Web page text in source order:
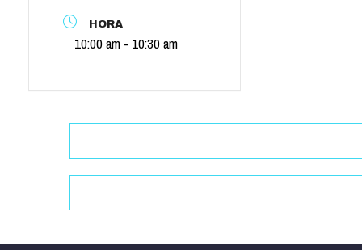
HORA
10:00 am - 10:30 am